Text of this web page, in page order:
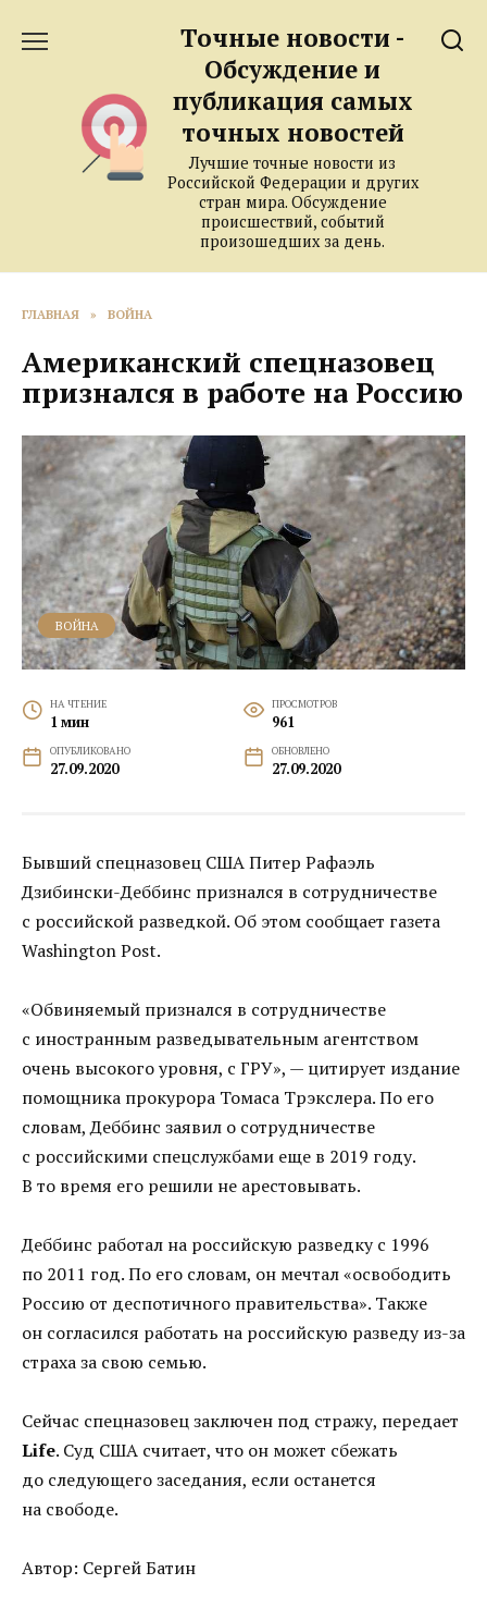
Точные новости -
Обсуждение и
публикация самых
точных новостей
Лучшие точные новости из
Российской Федерации и других
стран мира. Обсуждение
происшествий, событий
произошедших за день.
ГЛАВНАЯ » ВОЙНА
Американский спецназовец
признался в работе на Россию
ВОЙНА
НА ЧТЕНИЕ
1 мин
ПРОСМОТРОВ
961
ОПУБЛИКОВАНО
27.09.2020
ОБНОВЛЕНО
27.09.2020
Бывший спецназовец США Питер Рафаэль
Дзибински-Деббинс признался в сотрудничестве
с российской разведкой. Об этом сообщает газета
Washington Post.
«Обвиняемый признался в сотрудничестве
с иностранным разведывательным агентством
очень высокого уровня, с ГРУ», — цитирует издание
помощника прокурора Томаса Трэкслера. По его
словам, Деббинс заявил о сотрудничестве
с российскими спецслужбами еще в 2019 году.
В то время его решили не арестовывать.
Деббинс работал на российскую разведку с 1996
по 2011 год. По его словам, он мечтал «освободить
Россию от деспотичного правительства». Также
он согласился работать на российскую разведу из-за
страха за свою семью.
Сейчас спецназовец заключен под стражу, передает
Life. Суд США считает, что он может сбежать
до следующего заседания, если останется
на свободе.
Автор: Сергей Батин